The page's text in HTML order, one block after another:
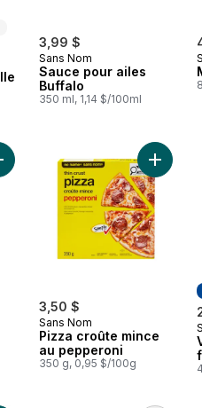
3,99 $
Sans Nom
Sauce pour ailes
Buffalo
350 ml, 1,14 $/100ml
imparfait au panier
Tortillas nature, paquet de
3,50 $
Sans Nom
Pizza croûte mince
au pepperoni
350 g, 0,95 $/100g
Ajouter